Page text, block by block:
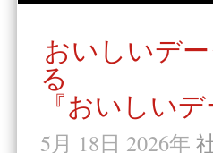
おいしいデ
る
『おいしい
5月 18日 2026年